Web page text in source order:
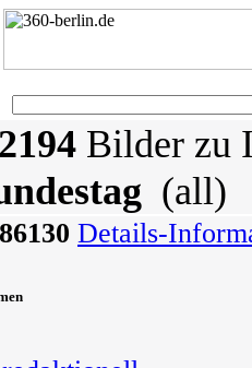
2194 Bilder zu
(all)
Details-